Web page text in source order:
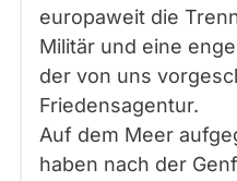
europaweit die
Militär und eine
der von uns
Friedensagentur.
Auf dem Meer
haben nach der